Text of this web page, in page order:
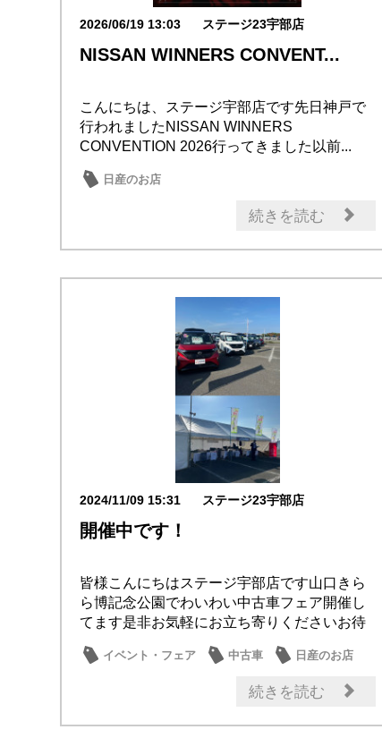
2026/06/19 13:03 ステージ23宇部店
NISSAN WINNERS CONVENT...
こんにちは、ステージ宇部店です先日神戸で
行われましたNISSAN WINNERS
CONVENTION 2026行ってきました以前...
日産のお店
続きを読む
2024/11/09 15:31 ステージ23宇部店
開催中です！
皆様こんにちはステージ宇部店です山口きら
ら博記念公園でわいわい中古車フェア開催し
てます是非お気軽にお立ち寄りくださいお待
イベント・フェア 中古車 日産のお店
続きを読む